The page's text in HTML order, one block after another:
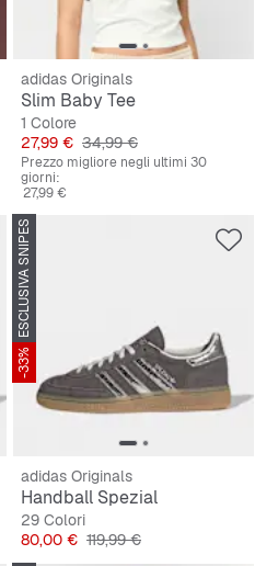
adidas Originals
Slim Baby Tee
1 Colore
Prezzo
27,99 € Prezzo originale
34,99 €
Prezzo migliore negli ultimi 30
giorni:
27,99 €
ESCLUSIVA SNIPES
-33%
adidas Originals
Handball Spezial
29 Colori
Prezzo
80,00 € Prezzo originale
119,99 €